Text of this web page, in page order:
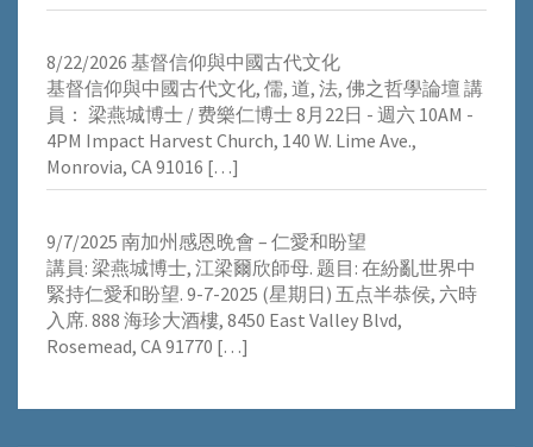
8/22/2026 基督信仰與中國古代文化
基督信仰與中國古代文化, 儒, 道, 法, 佛之哲學論壇 講
員： 梁燕城博士 / 费樂仁博士 8月22日 - 週六 10AM -
4PM Impact Harvest Church, 140 W. Lime Ave.,
Monrovia, CA 91016 […]
9/7/2025 南加州感恩晩會 – 仁愛和盼望
講員: 梁燕城博士, 江梁爾欣師母. 题目: 在紛亂世界中
緊持仁愛和盼望. 9-7-2025 (星期日) 五点半恭侯, 六時
入席. 888 海珍大酒樓, 8450 East Valley Blvd,
Rosemead, CA 91770 […]